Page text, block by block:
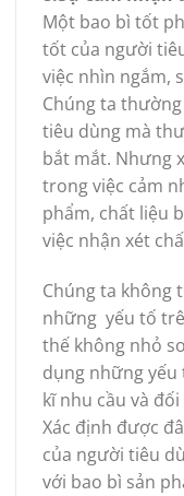
Một bao bì tốt
tốt của người
việc nhìn ngắm,
Chúng ta
tiêu dùng mà
bắt mắt. Nhưng
trong việc cảm
phẩm, chất liệu
việc nhận xét
Chúng ta không
những yếu tố
thế không nhỏ
dụng những
kĩ nhu cầu và
Xác định được
của người tiêu
với bao bì sản